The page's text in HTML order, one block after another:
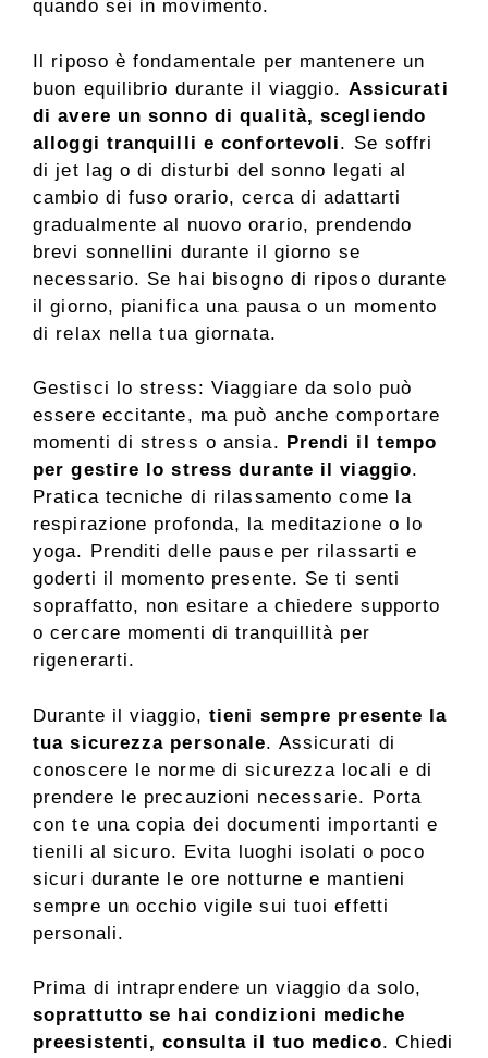
quando sei in movimento.
Il riposo è fondamentale per mantenere un
buon equilibrio durante il viaggio. Assicurati
di avere un sonno di qualità, scegliendo
alloggi tranquilli e confortevoli. Se soffri
di jet lag o di disturbi del sonno legati al
cambio di fuso orario, cerca di adattarti
gradualmente al nuovo orario, prendendo
brevi sonnellini durante il giorno se
necessario. Se hai bisogno di riposo durante
il giorno, pianifica una pausa o un momento
di relax nella tua giornata.
Gestisci lo stress: Viaggiare da solo può
essere eccitante, ma può anche comportare
momenti di stress o ansia. Prendi il tempo
per gestire lo stress durante il viaggio.
Pratica tecniche di rilassamento come la
respirazione profonda, la meditazione o lo
yoga. Prenditi delle pause per rilassarti e
goderti il momento presente. Se ti senti
sopraffatto, non esitare a chiedere supporto
o cercare momenti di tranquillità per
rigenerarti.
Durante il viaggio, tieni sempre presente la
tua sicurezza personale. Assicurati di
conoscere le norme di sicurezza locali e di
prendere le precauzioni necessarie. Porta
con te una copia dei documenti importanti e
tienili al sicuro. Evita luoghi isolati o poco
sicuri durante le ore notturne e mantieni
sempre un occhio vigile sui tuoi effetti
personali.
Prima di intraprendere un viaggio da solo,
soprattutto se hai condizioni mediche
preesistenti, consulta il tuo medico. Chiedi